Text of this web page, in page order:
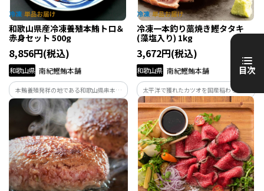
目次
和歌山県産冷凍養殖本鮪トロ＆
赤身セット 500g
8,856円(税込)
和歌山県 南紀鰹鮪本舗
本鮪養殖発祥の地である和歌山県串本町
で養殖した本鮪を、職人が丁寧に手切り
をした冷凍養殖本鮪の柵セットです。
冷凍一本釣り藁焼き鰹タタキ
(藻塩入り) 1kg
3,672円(税込)
和歌山県 南紀鰹鮪本舗
太平洋で獲れたカツオを国産稲わらで香
ばしく焼き上げたカツオのタタキです。